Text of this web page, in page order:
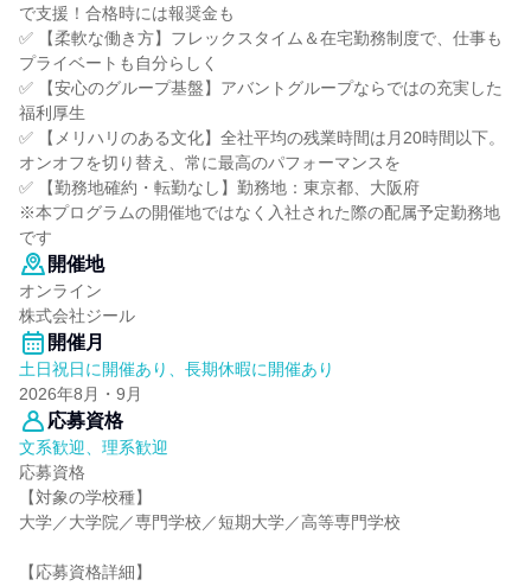
で支援！合格時には報奨金も
✅ 【柔軟な働き方】フレックスタイム＆在宅勤務制度で、仕事も
プライベートも自分らしく
✅ 【安心のグループ基盤】アバントグループならではの充実した
福利厚生
✅ 【メリハリのある文化】全社平均の残業時間は月20時間以下。
オンオフを切り替え、常に最高のパフォーマンスを
✅ 【勤務地確約・転勤なし】勤務地：東京都、大阪府
※本プログラムの開催地ではなく入社された際の配属予定勤務地
です
開催地
オンライン
株式会社ジール
開催月
土日祝日に開催あり、長期休暇に開催あり
2026年8月・9月
応募資格
文系歓迎、理系歓迎
応募資格
【対象の学校種】
大学／大学院／専門学校／短期大学／高等専門学校
【応募資格詳細】